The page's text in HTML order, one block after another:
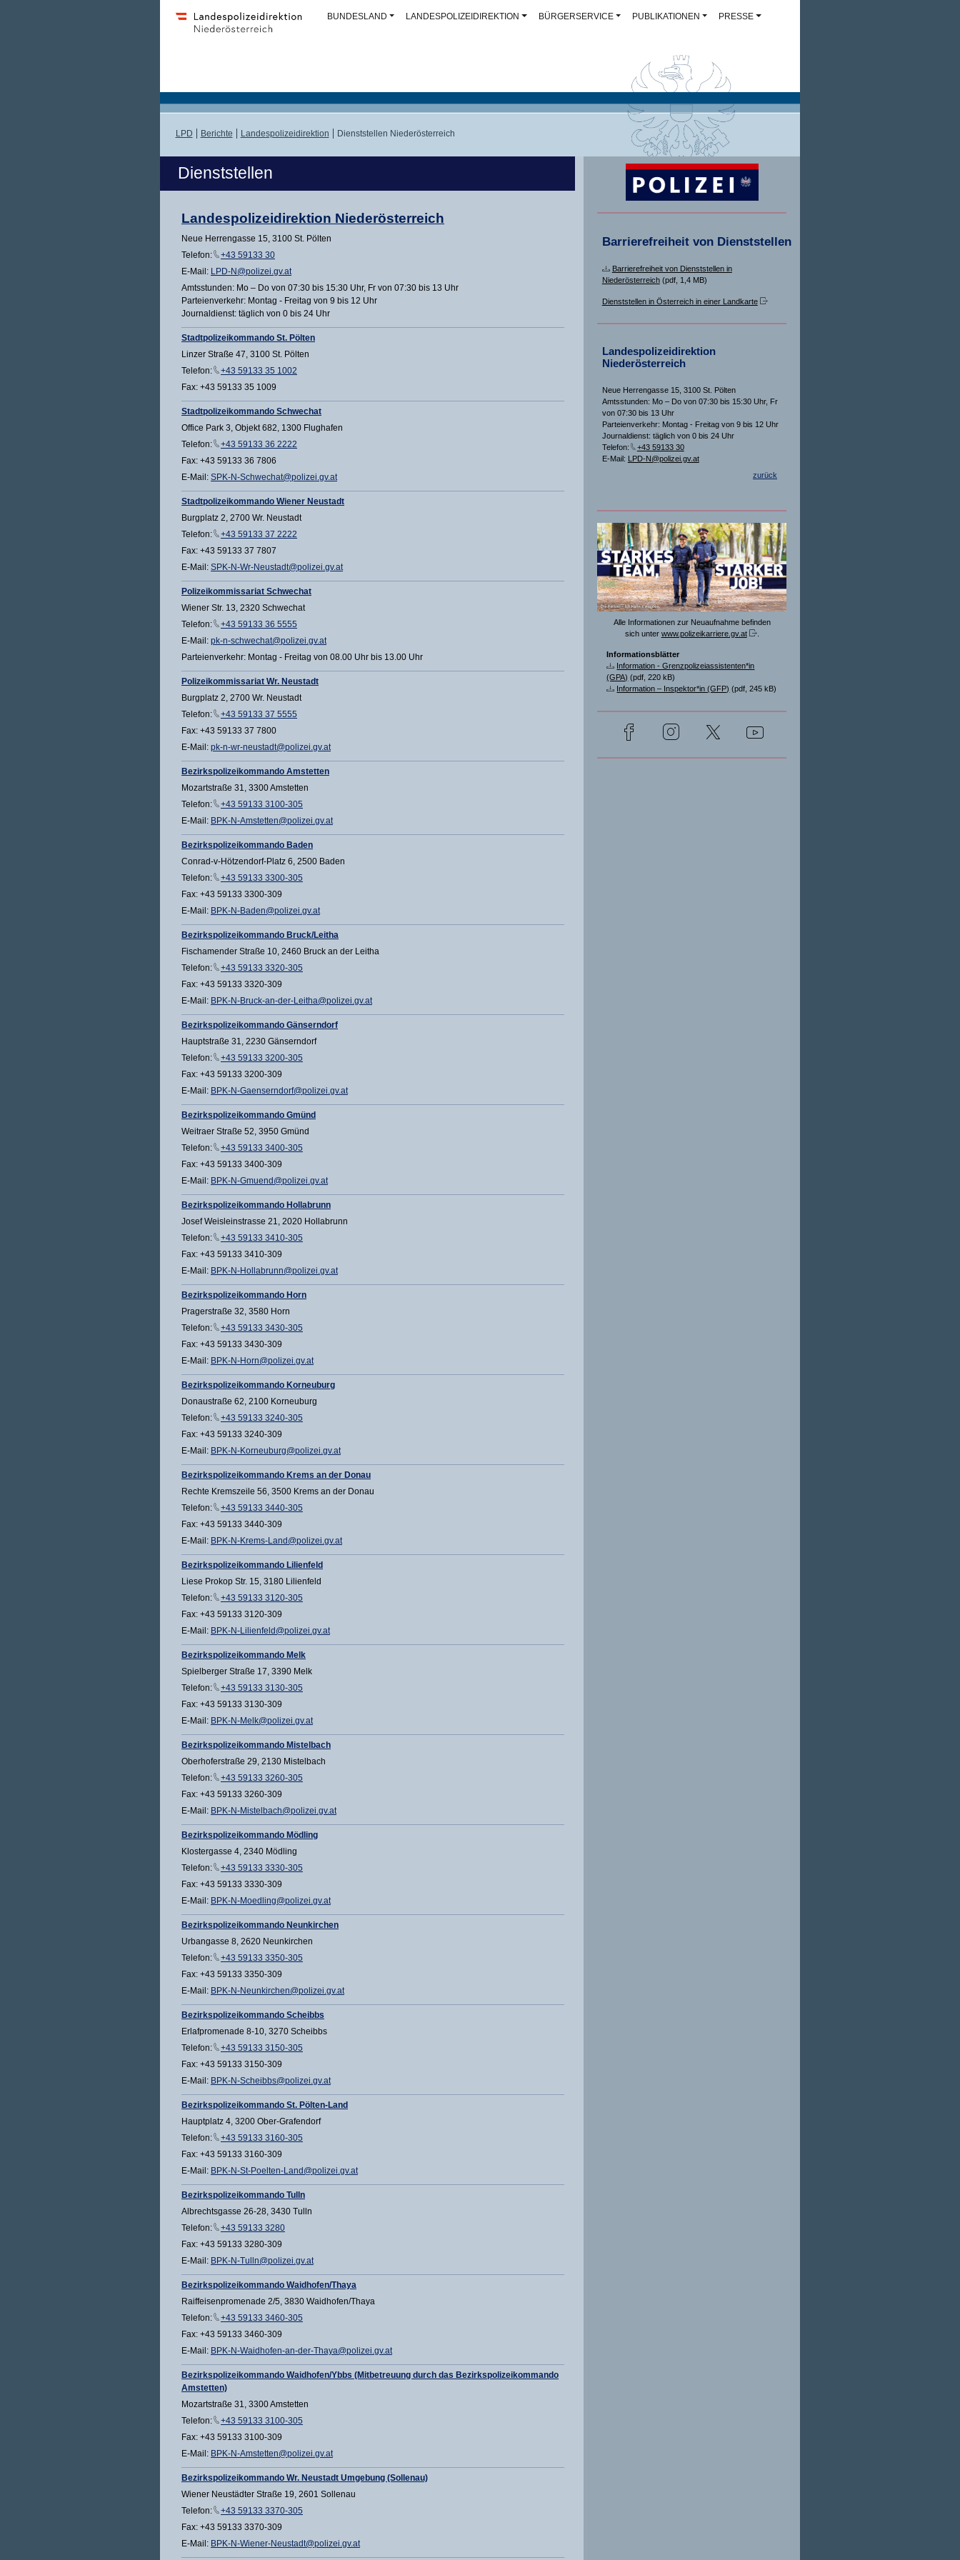
BUNDESLAND LANDESPOLIZEIDIREKTION BÜRGERSERVICE PUBLIKATIONEN PRESSE
LPD Berichte Landespolizeidirektion Dienststellen Niederösterreich
Dienststellen
Landespolizeidirektion Niederösterreich
Neue Herrengasse 15, 3100 St. Pölten
Telefon:
+43 59133 30
E-Mail: LPD-N@polizei.gv.at
Amtsstunden: Mo – Do von 07:30 bis 15:30 Uhr, Fr von 07:30 bis 13 Uhr
Parteienverkehr: Montag - Freitag von 9 bis 12 Uhr
Journaldienst: täglich von 0 bis 24 Uhr
Stadtpolizeikommando St. Pölten
Linzer Straße 47, 3100 St. Pölten
Telefon:
+43 59133 35 1002
Fax: +43 59133 35 1009
Stadtpolizeikommando Schwechat
Office Park 3, Objekt 682, 1300 Flughafen
Telefon:
+43 59133 36 2222
Fax: +43 59133 36 7806
E-Mail: SPK-N-Schwechat@polizei.gv.at
Stadtpolizeikommando Wiener Neustadt
Burgplatz 2, 2700 Wr. Neustadt
Telefon:
+43 59133 37 2222
Fax: +43 59133 37 7807
E-Mail: SPK-N-Wr-Neustadt@polizei.gv.at
Polizeikommissariat Schwechat
Wiener Str. 13, 2320 Schwechat
Telefon:
+43 59133 36 5555
E-Mail: pk-n-schwechat@polizei.gv.at
Parteienverkehr: Montag - Freitag von 08.00 Uhr bis 13.00 Uhr
Polizeikommissariat Wr. Neustadt
Burgplatz 2, 2700 Wr. Neustadt
Telefon:
+43 59133 37 5555
Fax: +43 59133 37 7800
E-Mail: pk-n-wr-neustadt@polizei.gv.at
Bezirkspolizeikommando Amstetten
Mozartstraße 31, 3300 Amstetten
Telefon:
+43 59133 3100-305
E-Mail: BPK-N-Amstetten@polizei.gv.at
Bezirkspolizeikommando Baden
Conrad-v-Hötzendorf-Platz 6, 2500 Baden
Telefon:
+43 59133 3300-305
Fax: +43 59133 3300-309
E-Mail: BPK-N-Baden@polizei.gv.at
Bezirkspolizeikommando Bruck/Leitha
Fischamender Straße 10, 2460 Bruck an der Leitha
Telefon:
+43 59133 3320-305
Fax: +43 59133 3320-309
E-Mail: BPK-N-Bruck-an-der-Leitha@polizei.gv.at
Bezirkspolizeikommando Gänserndorf
Hauptstraße 31, 2230 Gänserndorf
Telefon:
+43 59133 3200-305
Fax: +43 59133 3200-309
E-Mail: BPK-N-Gaenserndorf@polizei.gv.at
Bezirkspolizeikommando Gmünd
Weitraer Straße 52, 3950 Gmünd
Telefon:
+43 59133 3400-305
Fax: +43 59133 3400-309
E-Mail: BPK-N-Gmuend@polizei.gv.at
Bezirkspolizeikommando Hollabrunn
Josef Weisleinstrasse 21, 2020 Hollabrunn
Telefon:
+43 59133 3410-305
Fax: +43 59133 3410-309
E-Mail: BPK-N-Hollabrunn@polizei.gv.at
Bezirkspolizeikommando Horn
Pragerstraße 32, 3580 Horn
Telefon:
+43 59133 3430-305
Fax: +43 59133 3430-309
E-Mail: BPK-N-Horn@polizei.gv.at
Bezirkspolizeikommando Korneuburg
Donaustraße 62, 2100 Korneuburg
Telefon:
+43 59133 3240-305
Fax: +43 59133 3240-309
E-Mail: BPK-N-Korneuburg@polizei.gv.at
Bezirkspolizeikommando Krems an der Donau
Rechte Kremszeile 56, 3500 Krems an der Donau
Telefon:
+43 59133 3440-305
Fax: +43 59133 3440-309
E-Mail: BPK-N-Krems-Land@polizei.gv.at
Bezirkspolizeikommando Lilienfeld
Liese Prokop Str. 15, 3180 Lilienfeld
Telefon:
+43 59133 3120-305
Fax: +43 59133 3120-309
E-Mail: BPK-N-Lilienfeld@polizei.gv.at
Bezirkspolizeikommando Melk
Spielberger Straße 17, 3390 Melk
Telefon:
+43 59133 3130-305
Fax: +43 59133 3130-309
E-Mail: BPK-N-Melk@polizei.gv.at
Bezirkspolizeikommando Mistelbach
Oberhoferstraße 29, 2130 Mistelbach
Telefon:
+43 59133 3260-305
Fax: +43 59133 3260-309
E-Mail: BPK-N-Mistelbach@polizei.gv.at
Bezirkspolizeikommando Mödling
Klostergasse 4, 2340 Mödling
Telefon:
+43 59133 3330-305
Fax: +43 59133 3330-309
E-Mail: BPK-N-Moedling@polizei.gv.at
Bezirkspolizeikommando Neunkirchen
Urbangasse 8, 2620 Neunkirchen
Telefon:
+43 59133 3350-305
Fax: +43 59133 3350-309
E-Mail: BPK-N-Neunkirchen@polizei.gv.at
Bezirkspolizeikommando Scheibbs
Erlafpromenade 8-10, 3270 Scheibbs
Telefon:
+43 59133 3150-305
Fax: +43 59133 3150-309
E-Mail: BPK-N-Scheibbs@polizei.gv.at
Bezirkspolizeikommando St. Pölten-Land
Hauptplatz 4, 3200 Ober-Grafendorf
Telefon:
+43 59133 3160-305
Fax: +43 59133 3160-309
E-Mail: BPK-N-St-Poelten-Land@polizei.gv.at
Bezirkspolizeikommando Tulln
Albrechtsgasse 26-28, 3430 Tulln
Telefon:
+43 59133 3280
Fax: +43 59133 3280-309
E-Mail: BPK-N-Tulln@polizei.gv.at
Bezirkspolizeikommando Waidhofen/Thaya
Raiffeisenpromenade 2/5, 3830 Waidhofen/Thaya
Telefon:
+43 59133 3460-305
Fax: +43 59133 3460-309
E-Mail: BPK-N-Waidhofen-an-der-Thaya@polizei.gv.at
Bezirkspolizeikommando Waidhofen/Ybbs (Mitbetreuung durch das Bezirkspolizeikommando
Amstetten)
Mozartstraße 31, 3300 Amstetten
Telefon:
+43 59133 3100-305
Fax: +43 59133 3100-309
E-Mail: BPK-N-Amstetten@polizei.gv.at
Bezirkspolizeikommando Wr. Neustadt Umgebung (Sollenau)
Wiener Neustädter Straße 19, 2601 Sollenau
Telefon:
+43 59133 3370-305
Fax: +43 59133 3370-309
E-Mail: BPK-N-Wiener-Neustadt@polizei.gv.at
Barrierefreiheit von Dienststellen
Barrierefreiheit von Dienststellen in
Niederösterreich(pdf, 1,4 MB)
Dienststellen in Österreich in einer Landkarte
Landespolizeidirektion
Niederösterreich
Neue Herrengasse 15, 3100 St. Pölten
Amtsstunden: Mo – Do von 07:30 bis 15:30 Uhr, Fr
von 07:30 bis 13 Uhr
Parteienverkehr: Montag - Freitag von 9 bis 12 Uhr
Journaldienst: täglich von 0 bis 24 Uhr
Telefon:
+43 59133 30
E-Mail: LPD-N@polizei.gv.at
zurück
Alle Informationen zur Neuaufnahme befinden
sich unter www.polizeikarriere.gv.at .
Informationsblätter
Information - Grenzpolizeiassistenten*in
(GPA) (pdf, 220 kB)
Information – Inspektor*in (GFP) (pdf, 245 kB)